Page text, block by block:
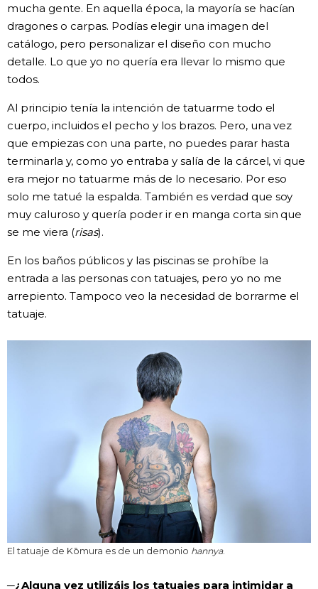
mucha gente. En aquella época, la mayoría se hacían
dragones o carpas. Podías elegir una imagen del
catálogo, pero personalizar el diseño con mucho
detalle. Lo que yo no quería era llevar lo mismo que
todos.
Al principio tenía la intención de tatuarme todo el
cuerpo, incluidos el pecho y los brazos. Pero, una vez
que empiezas con una parte, no puedes parar hasta
terminarla y, como yo entraba y salía de la cárcel, vi que
era mejor no tatuarme más de lo necesario. Por eso
solo me tatué la espalda. También es verdad que soy
muy caluroso y quería poder ir en manga corta sin que
se me viera (risas).
En los baños públicos y las piscinas se prohíbe la
entrada a las personas con tatuajes, pero yo no me
arrepiento. Tampoco veo la necesidad de borrarme el
tatuaje.
El tatuaje de Kōmura es de un demonio hannya.
─¿Alguna vez utilizáis los tatuajes para intimidar a